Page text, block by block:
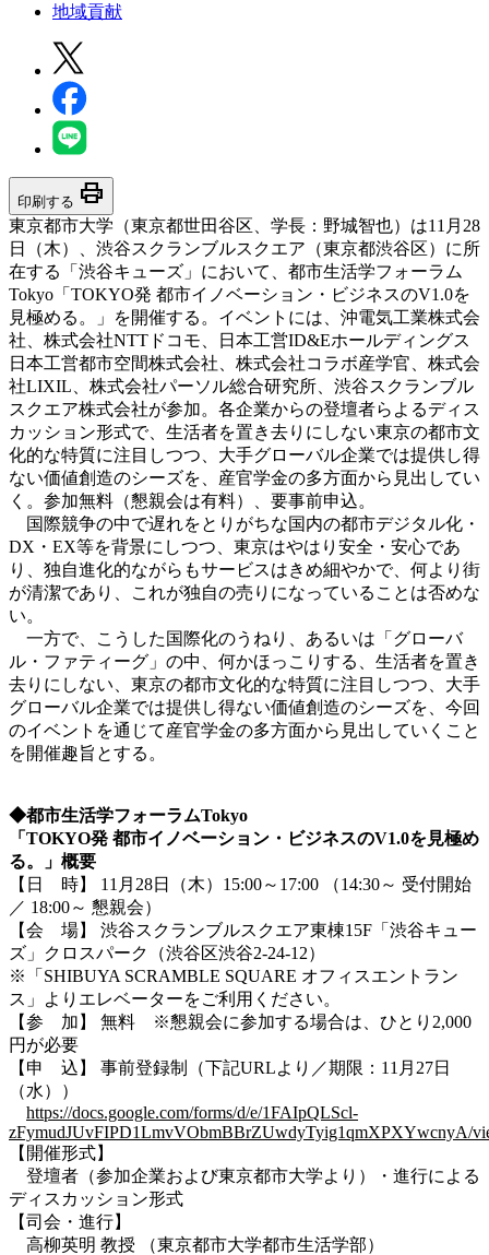
地域貢献
印刷する print
東京都市大学（東京都世田谷区、学長：野城智也）は11月28
日（木）、渋谷スクランブルスクエア（東京都渋谷区）に所
在する「渋谷キューズ」において、都市生活学フォーラム
Tokyo「TOKYO発 都市イノベーション・ビジネスのV1.0を
見極める。」を開催する。イベントには、沖電気工業株式会
社、株式会社NTTドコモ、日本工営ID&Eホールディングス
日本工営都市空間株式会社、株式会社コラボ産学官、株式会
社LIXIL、株式会社パーソル総合研究所、渋谷スクランブル
スクエア株式会社が参加。各企業からの登壇者らよるディス
カッション形式で、生活者を置き去りにしない東京の都市文
化的な特質に注目しつつ、大手グローバル企業では提供し得
ない価値創造のシーズを、産官学金の多方面から見出してい
く。参加無料（懇親会は有料）、要事前申込。
国際競争の中で遅れをとりがちな国内の都市デジタル化・
DX・EX等を背景にしつつ、東京はやはり安全・安心であ
り、独自進化的ながらもサービスはきめ細やかで、何より街
が清潔であり、これが独自の売りになっていることは否めな
い。
一方で、こうした国際化のうねり、あるいは「グローバ
ル・ファティーグ」の中、何かほっこりする、生活者を置き
去りにしない、東京の都市文化的な特質に注目しつつ、大手
グローバル企業では提供し得ない価値創造のシーズを、今回
のイベントを通じて産官学金の多方面から見出していくこと
を開催趣旨とする。
◆都市生活学フォーラムTokyo
「 TOKYO発 都市イノベーション・ビジネスのV1.0を見極め
る。」概要
【日 時】 11月28日（木）15:00～17:00 （14:30～ 受付開始
／ 18:00～ 懇親会）
【会 場】 渋谷スクランブルスクエア東棟15F「渋谷キュー
ズ」クロスパーク（渋谷区渋谷2-24-12）
※「SHIBUYA SCRAMBLE SQUARE オフィスエントラン
ス」よりエレベーターをご利用ください。
【参 加】 無料 ※懇親会に参加する場合は、ひとり2,000
円が必要
【申 込】 事前登録制（下記URLより／期限：11月27日
（水））
https://docs.google.com/forms/d/e/1FAIpQLScl-
zFymudJUvFIPD1LmvVObmBBrZUwdyTyig1qmXPXYwcnyA/
【開催形式】
登壇者（参加企業および東京都市大学より）・進行による
ディスカッション形式
【司会・進行】
高柳英明 教授 （東京都市大学都市生活学部）